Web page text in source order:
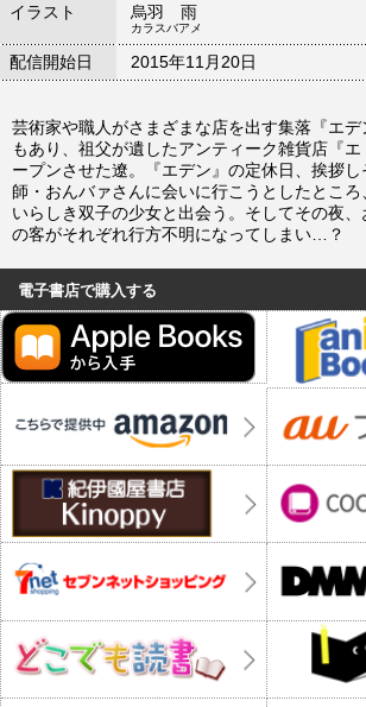
イラスト 烏羽 雨
カラスバアメ
配信開始日 2015年11月20日
芸術家や職人がさまざまな店を出す集落『エデ
もあり、祖父が遺したアンティーク雑貨店『
ープンさせた遼。『エデン』の定休日、挨拶
師・おんバァさんに会いに行こうとしたとこ
いらしき双子の少女と出会う。そしてその夜
の客がそれぞれ行方不明になってしまい…？
電子書店で購入する